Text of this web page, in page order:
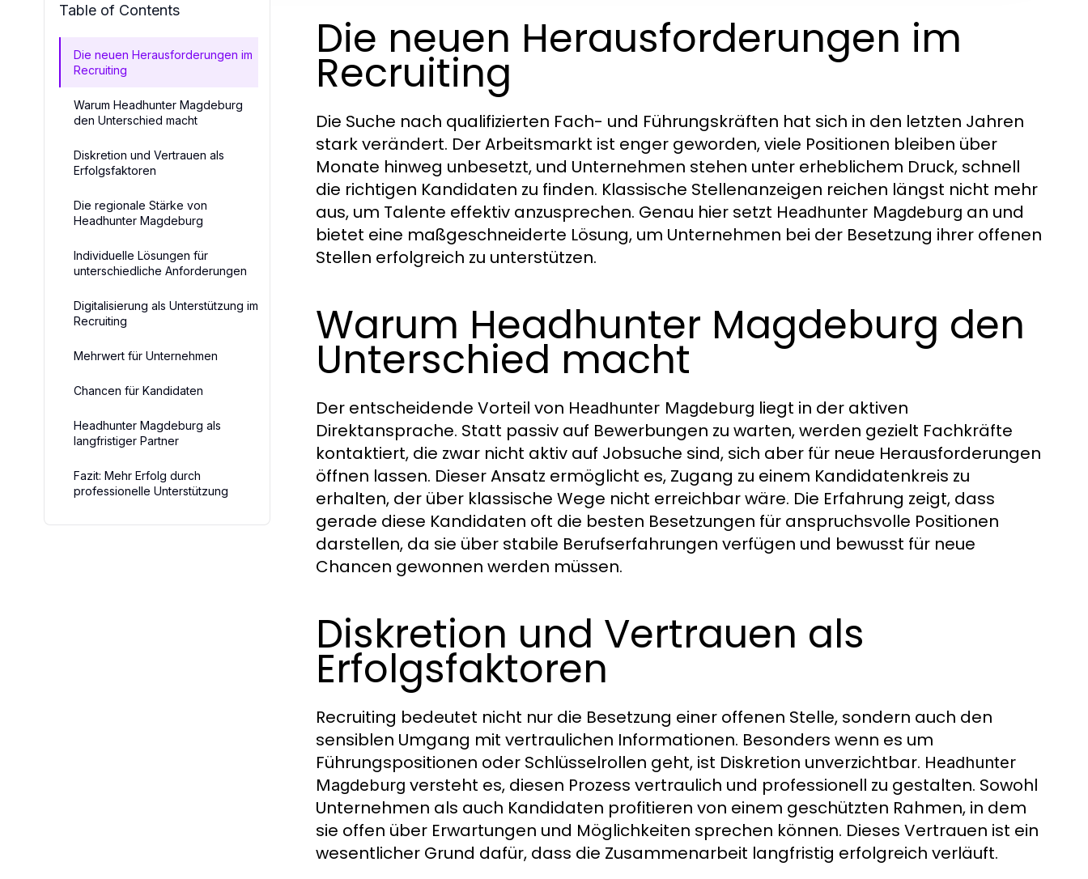
Table of Contents
Die neuen Herausforderungen im
Recruiting
Warum Headhunter Magdeburg
den Unterschied macht
Diskretion und Vertrauen als
Erfolgsfaktoren
Die regionale Stärke von
Headhunter Magdeburg
Individuelle Lösungen für
unterschiedliche Anforderungen
Digitalisierung als Unterstützung im
Recruiting
Mehrwert für Unternehmen
Chancen für Kandidaten
Headhunter Magdeburg als
langfristiger Partner
Fazit: Mehr Erfolg durch
professionelle Unterstützung
Die neuen Herausforderungen im
Recruiting
Die Suche nach qualifizierten Fach- und Führungskräften hat sich in den letzten Jahren
stark verändert. Der Arbeitsmarkt ist enger geworden, viele Positionen bleiben über
Monate hinweg unbesetzt, und Unternehmen stehen unter erheblichem Druck, schnell
die richtigen Kandidaten zu finden. Klassische Stellenanzeigen reichen längst nicht mehr
aus, um Talente effektiv anzusprechen. Genau hier setzt Headhunter Magdeburg an und
bietet eine maßgeschneiderte Lösung, um Unternehmen bei der Besetzung ihrer offenen
Stellen erfolgreich zu unterstützen.
Warum Headhunter Magdeburg den
Unterschied macht
Der entscheidende Vorteil von Headhunter Magdeburg liegt in der aktiven
Direktansprache. Statt passiv auf Bewerbungen zu warten, werden gezielt Fachkräfte
kontaktiert, die zwar nicht aktiv auf Jobsuche sind, sich aber für neue Herausforderungen
öffnen lassen. Dieser Ansatz ermöglicht es, Zugang zu einem Kandidatenkreis zu
erhalten, der über klassische Wege nicht erreichbar wäre. Die Erfahrung zeigt, dass
gerade diese Kandidaten oft die besten Besetzungen für anspruchsvolle Positionen
darstellen, da sie über stabile Berufserfahrungen verfügen und bewusst für neue
Chancen gewonnen werden müssen.
Diskretion und Vertrauen als
Erfolgsfaktoren
Recruiting bedeutet nicht nur die Besetzung einer offenen Stelle, sondern auch den
sensiblen Umgang mit vertraulichen Informationen. Besonders wenn es um
Führungspositionen oder Schlüsselrollen geht, ist Diskretion unverzichtbar. Headhunter
Magdeburg versteht es, diesen Prozess vertraulich und professionell zu gestalten. Sowohl
Unternehmen als auch Kandidaten profitieren von einem geschützten Rahmen, in dem
sie offen über Erwartungen und Möglichkeiten sprechen können. Dieses Vertrauen ist ein
wesentlicher Grund dafür, dass die Zusammenarbeit langfristig erfolgreich verläuft.